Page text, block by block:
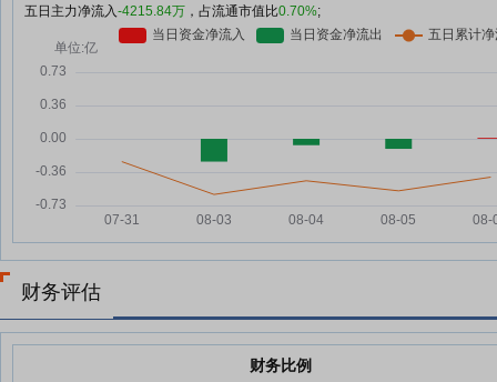
五日主力净流入-4215.84万 ，占流通市值比0.70%;
财务评估
财务比例